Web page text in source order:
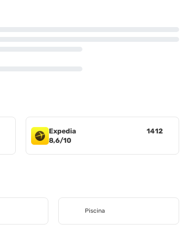
Expedia
8,6/10
1412
Piscina